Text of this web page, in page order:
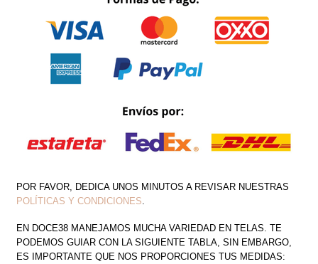
POR FAVOR, DEDICA UNOS MINUTOS A REVISAR NUESTRAS
POLÍTICAS Y CONDICIONES
EN DOCE38 MANEJAMOS MUCHA VARIEDAD EN TELAS. TE
PODEMOS GUIAR CON LA SIGUIENTE TABLA, SIN EMBARGO,
ES IMPORTANTE QUE NOS PROPORCIONES TUS MEDIDAS: